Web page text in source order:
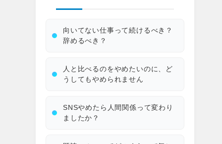
向いてない仕事って続けるべき？
辞めるべき？
人と比べるのをやめたいのに、ど
うしてもやめられません
SNSやめたら人間関係って変わり
ましたか？